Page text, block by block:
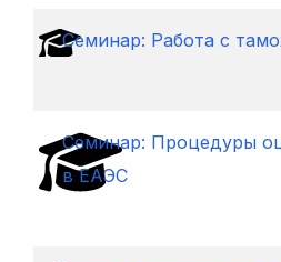
Cеминар: Работа с
Cеминар: Процедуры
в ЕАЭС